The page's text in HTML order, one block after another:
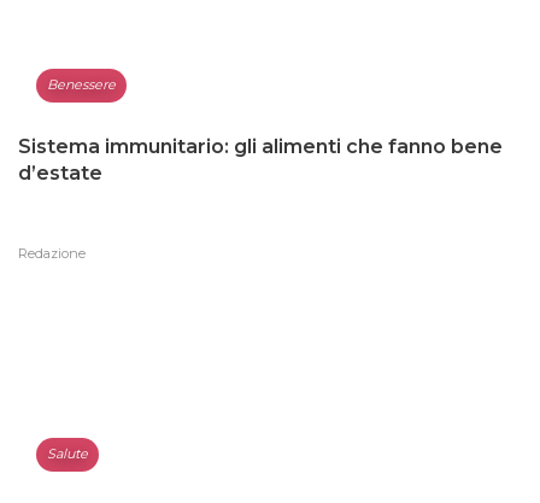
Benessere
Sistema immunitario: gli alimenti che fanno bene
d’estate
Redazione
Salute